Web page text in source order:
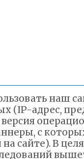
наш
(IP-адрес,
с
сайте). В